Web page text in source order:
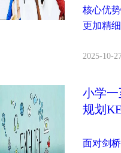
核心优
更加精
2025-10-
小学
规划
面对剑